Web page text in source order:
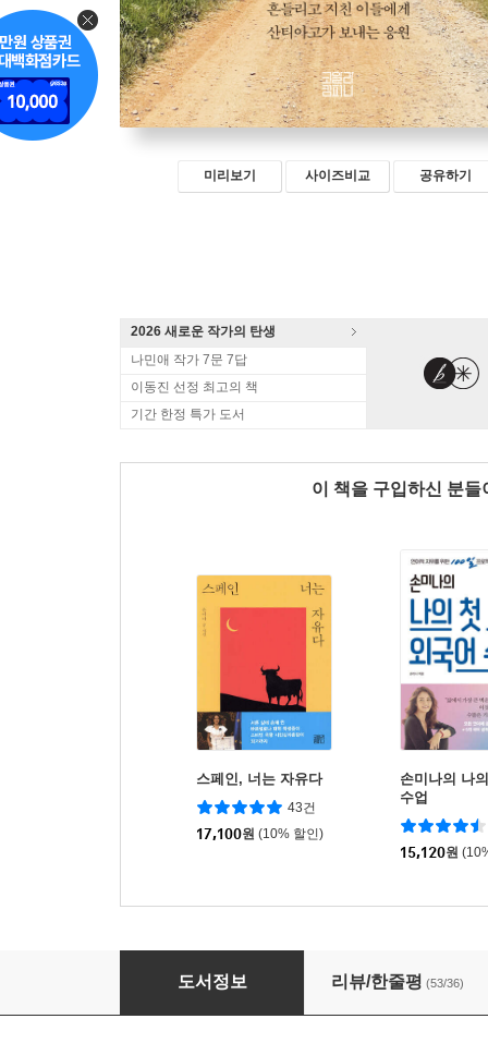
미리보기 사이즈비교 공유하기
2026 새로운 작가의 탄생
나민애 작가 7문 7답
이동진 선정 최고의 책
기간 한정 특가 도서
이 책을 구입하신 분
스페인, 너는 자유다
43건
17,100원 (10% 할인)
손미나의 나
수업
15,120원
괜찮아, 그 길 끝에 행복이 기다릴 거야
도서정보 리뷰/한줄평 (53/36)